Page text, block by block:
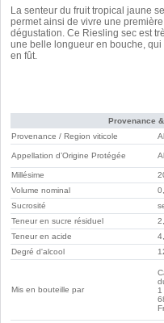
La senteur du fruit tropical jaune
permet ainsi de vivre une
dégustation. Ce Riesling sec est
une belle longueur en bouche,
en fût.
Provenance
Provenance / Region viticole
Appellation d’Origine Protégée
Millésime
Volume nominal
Sucrosité
Teneur en sucre résiduel
Teneur en acide
Degré d'alcool
Mis en bouteille par